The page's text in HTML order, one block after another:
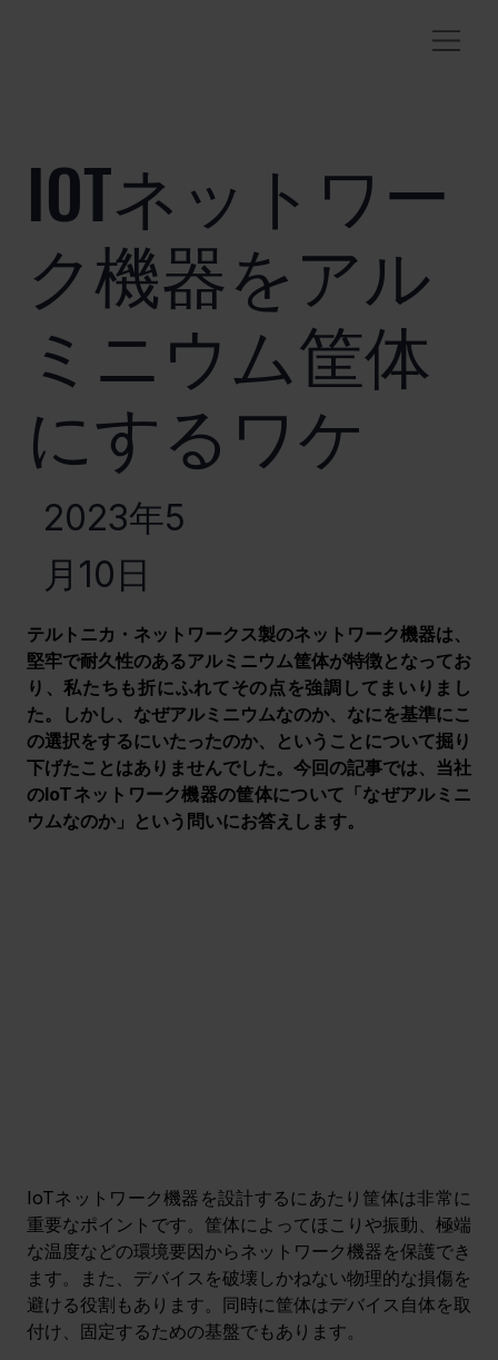
IOTネットワー
ク機器をアル
ミニウム筐体
にするワケ
2023年5
月10日
テルトニカ・ネットワークス製のネットワーク機器は、
堅牢で耐久性のあるアルミニウム筐体が特徴となってお
り、私たちも折にふれてその点を強調してまいりまし
た。しかし、なぜアルミニウムなのか、なにを基準にこ
の選択をするにいたったのか、ということについて掘り
下げたことはありませんでした。今回の記事では、当社
のIoTネットワーク機器の筐体について「なぜアルミニ
ウムなのか」という問いにお答えします。
IoTネットワーク機器を設計するにあたり筐体は非常に
重要なポイントです。筐体によってほこりや振動、極端
な温度などの環境要因からネットワーク機器を保護でき
ます。また、デバイスを破壊しかねない物理的な損傷を
避ける役割もあります。同時に筐体はデバイス自体を取
付け、固定するための基盤でもあります。